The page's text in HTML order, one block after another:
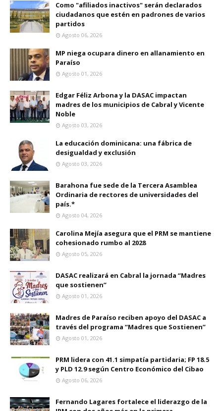
Como "afiliados inactivos" serán declarados
ciudadanos que estén en padrones de varios
partidos
Agosto 06, 2026
MP niega ocupara dinero en allanamiento en
Paraíso
Agosto 01, 2026
Edgar Féliz Arbona y la DASAC impactan
madres de los municipios de Cabral y Vicente
Noble
Agosto 03, 2026
La educación dominicana: una fábrica de
desigualdad y exclusión
Agosto 03, 2026
Barahona fue sede de la Tercera Asamblea
Ordinaria de rectores de universidades del
país.*
Agosto 04, 2026
Carolina Mejía asegura que el PRM se mantiene
cohesionado rumbo al 2028
Agosto 05, 2026
DASAC realizará en Cabral la jornada “Madres
que sostienen”
Agosto 01, 2026
Madres de Paraíso reciben apoyo del DASAC a
través del programa “Madres que Sostienen”
Agosto 01, 2026
PRM lidera con 41.1 simpatía partidaria; FP 18.5
y PLD 12.9 según Centro Económico del Cibao
Agosto 06, 2026
Fernando Lagares fortalece el liderazgo de la